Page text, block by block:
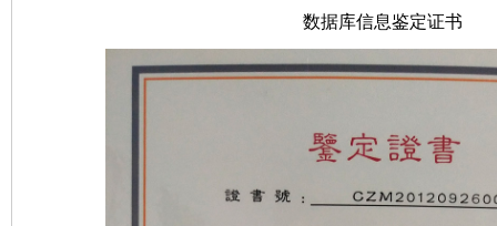
数据库信息鉴定证书